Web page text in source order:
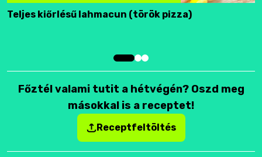
Teljes kiőrlésű lahmacun (török pizza)
Főztél valami tutit a hétvégén? Oszd meg
másokkal is a receptet!
Receptfeltöltés